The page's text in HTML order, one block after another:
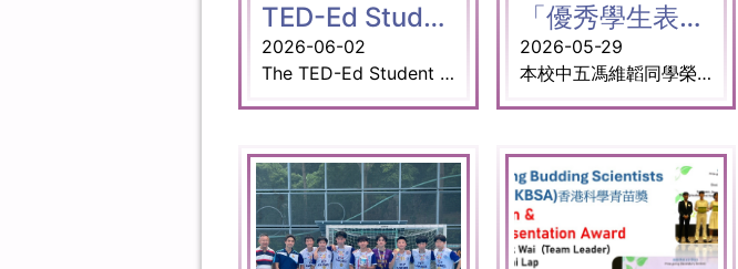
TED-Ed Student Talks
2026-06-02
The TED-Ed Student Talks featured skilled public speakers from across Hong Kong. We are happy to share that three of our students were invited to share their visions for shaping the future. Organised by the Rotary Club of Neoteric Hong Kong and Project Agora, this meaningful and unique showcase shined a spotlight on our students’ public speaking abilities. Name of Participants: Duologue: 1D Choi Sum Yi Amanda (Best Voice) 3A Yang Ka Yee Eileen (Best Voice) Monologue: 5A Chow Tsz Ki Teacher Advisors: Mr Daniel G. Henry Ms Tse Hiu Ching, Sarah
「優秀學生表揚獎」及「優秀教師表揚獎」
2026-05-29
本校中五馮維韜同學榮獲香港課外活動主任協會頒發的「優秀學生表揚獎」。馮在田徑及手鈴演奏表現優異，並於第七十五屆香港校際朗誦節中勇奪冠軍。其成就展現了追求卓越的精神。 另外，本校李律言老師亦榮獲「優秀教師表揚獎」，以表彰其卓越領導。李老師帶領校隊在校際田徑比賽中奪得男女子組總冠軍，更刷新五項紀錄。他的付出激勵學生攀上新高峰。 恭喜馮維韜同學及李律言老師。